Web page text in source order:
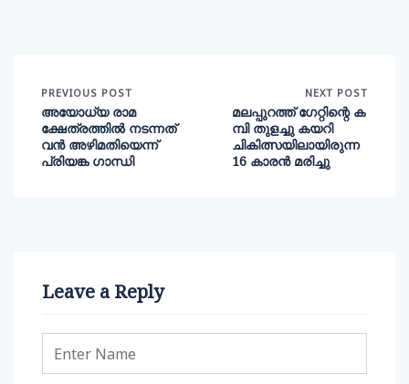
PREVIOUS POST
അയോധ്യ രാമ
ക്ഷേത്രത്തില്‍ നടന്നത്
വന്‍ അഴിമതിയെന്ന്
പ്രിയങ്ക ഗാന്ധി
NEXT POST
മലപ്പുറത്ത് ഗേറ്റിന്റെ ക
മ്പി തുളച്ചു കയറി
ചികിത്സയിലായിരുന്ന
16 കാരന്‍ മരിച്ചു
Leave a Reply